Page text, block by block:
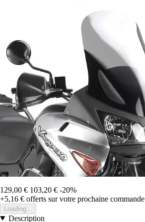
129,00 € 103,20 € -20%
+5,16 € offerts sur votre prochaine commande
Loading...
Description